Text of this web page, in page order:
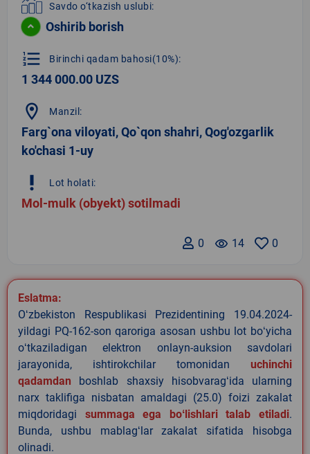
Savdo o‘tkazish uslubi:
Oshirib borish
format_list_numbered Birinchi qadam bahosi(10%):
1 344 000.00 UZS
location_on Manzil:
Farg`ona viloyati, Qo`qon shahri, Qog'ozgarlik
ko'chasi 1-uy
priority_high Lot holati:
Mol-mulk (obyekt) sotilmadi
0
remove_red_eye 14
0
Eslatma:
Oʻzbekiston Respublikasi Prezidentining 19.04.2024-
yildagi PQ-162-son qaroriga asosan ushbu lot boʻyicha
oʻtkaziladigan elektron onlayn-auksion savdolari
jarayonida, ishtirokchilar tomonidan uchinchi
qadamdan boshlab shaxsiy hisobvaragʻida ularning
narx taklifiga nisbatan amaldagi (25.0) foizi zakalat
miqdoridagi summaga ega boʻlishlari talab etiladi.
Bunda, ushbu mablagʻlar zakalat sifatida hisobga
olinadi.